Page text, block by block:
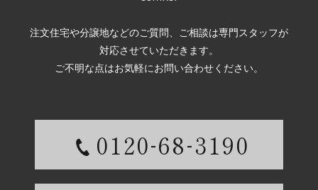
注文住宅や分譲地などのご質問、ご相談は専門スタッフが
対応させていただきます。
ご不明な点はお気軽にお問い合わせください。
0120-68-3190